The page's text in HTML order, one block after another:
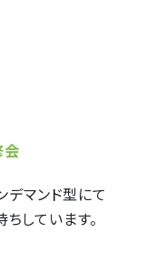
マンド型にて
しています。